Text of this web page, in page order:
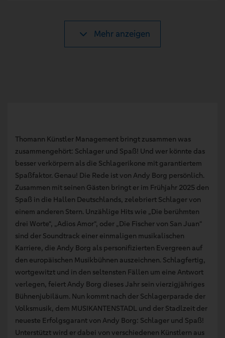
Mehr anzeigen
Thomann Künstler Management bringt zusammen was
zusammengehört: Schlager und Spaß! Und wer könnte das
besser verkörpern als die Schlagerikone mit garantiertem
Spaßfaktor. Genau! Die Rede ist von Andy Borg persönlich.
Zusammen mit seinen Gästen bringt er im Frühjahr 2025 den
Spaß in die Hallen Deutschlands, zelebriert Schlager von
einem anderen Stern. Unzählige Hits wie „Die berühmten
drei Worte“, „Adios Amor“, oder „Die Fischer von San Juan“
sind der Soundtrack einer einmaligen musikalischen
Karriere, die Andy Borg als personifizierten Evergreen auf
den europäischen Musikbühnen auszeichnen. Schlagfertig,
wortgewitzt und in den seltensten Fällen um eine Antwort
verlegen, feiert Andy Borg dieses Jahr sein vierzigjähriges
Bühnenjubiläum. Nun kommt nach der Schlagerparade der
Volksmusik, dem MUSIKANTENSTADL und der Stadlzeit der
neueste Erfolgsgarant von Andy Borg: Schlager und Spaß!
Unterstützt wird er dabei von verschiedenen Künstlern aus